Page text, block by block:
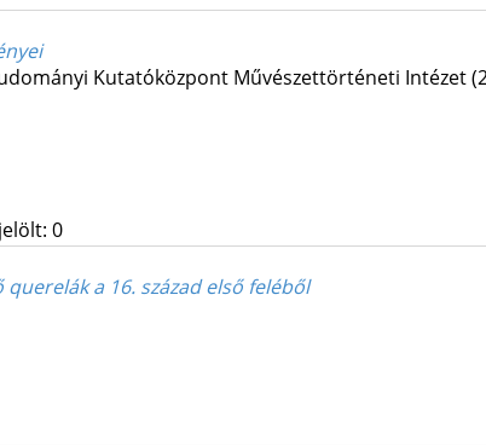
Kutatóközpont Művészettörténeti Intézet
0
a 16. század első feléből